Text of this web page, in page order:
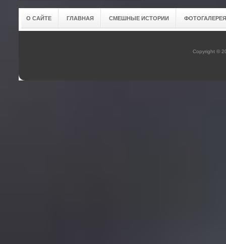
О САЙТЕ ГЛАВНАЯ СМЕШНЫЕ ИСТОРИИ ФОТОГАЛЕРЕЯ
Copyright ©